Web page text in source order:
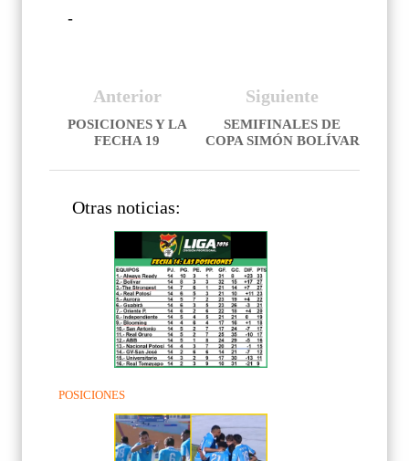
-
Siguiente
SEMIFINALES DE
COPA SIMÓN BOLÍVAR
Anterior
POSICIONES Y LA
FECHA 19
Otras noticias:
POSICIONES